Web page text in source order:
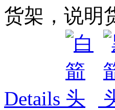
货架，说明
Details